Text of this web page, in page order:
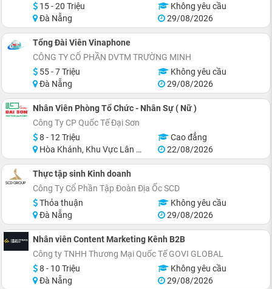
15 - 20 Triệu
Không yêu cầu
Đà Nẵng
29/08/2026
Tổng Đài Viên Vinaphone
CÔNG TY CỔ PHẦN DVTM TRƯỜNG MINH
55 - 7 Triệu
Không yêu cầu
Đà Nẵng
29/08/2026
Nhân Viên Phòng Tổ Chức - Nhân Sự ( Nữ )
Công Ty CP Quốc Tế Đại Sơn
8 - 12 Triệu
Cao đẳng
Hòa Khánh, Khu Vực Lân Cận Đà Nẵng
22/08/2026
Thực tập sinh Kinh doanh
Công Ty Cổ Phần Tập Đoàn Địa Ốc SCD
Thỏa thuận
Không yêu cầu
Đà Nẵng
29/08/2026
Nhân viên Content Marketing Kênh B2B
Công ty TNHH Thương Mại Quốc Tế GOVI GLOBAL
8 - 10 Triệu
Không yêu cầu
Đà Nẵng
29/08/2026